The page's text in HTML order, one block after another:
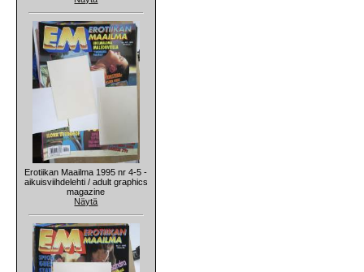
Erotiikan Maailma 1995 nr 4-5 -
aikuisviihdelehti / adult graphics
magazine
Näytä